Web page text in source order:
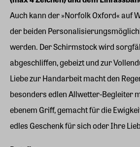
Auch kann der »Norfolk Oxford« auf
der beiden
werden. Der Schirmstock wird
abgeschliffen, gebeizt und zur
Liebe zur Handarbeit macht den
besonders edlen Allwetter-Begleiter
ebenem Griff, gemacht für die
edles Geschenk für sich oder Ihre